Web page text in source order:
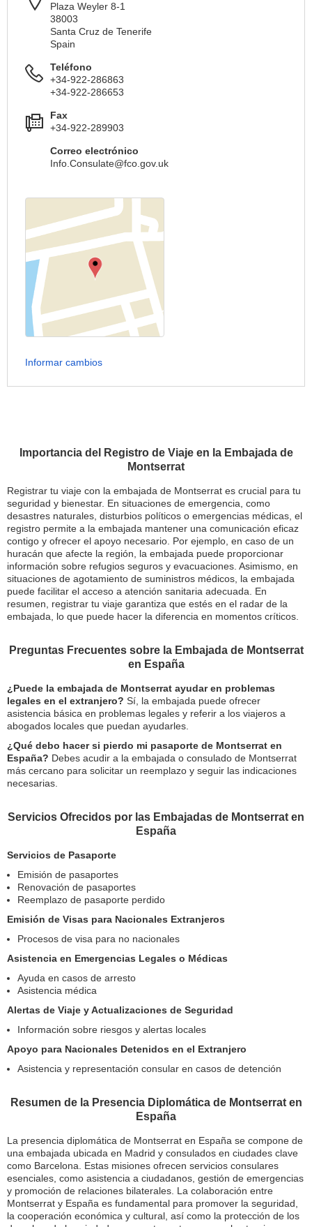
Importancia del Registro de Viaje en la Embajada de
Montserrat
Registrar tu viaje con la embajada de Montserrat es crucial para tu
seguridad y bienestar. En situaciones de emergencia, como
desastres naturales, disturbios políticos o emergencias médicas, el
registro permite a la embajada mantener una comunicación eficaz
contigo y ofrecer el apoyo necesario. Por ejemplo, en caso de un
huracán que afecte la región, la embajada puede proporcionar
información sobre refugios seguros y evacuaciones. Asimismo, en
situaciones de agotamiento de suministros médicos, la embajada
puede facilitar el acceso a atención sanitaria adecuada. En
resumen, registrar tu viaje garantiza que estés en el radar de la
embajada, lo que puede hacer la diferencia en momentos críticos.
Preguntas Frecuentes sobre la Embajada de Montserrat
en España
¿Puede la embajada de Montserrat ayudar en problemas
legales en el extranjero? Sí, la embajada puede ofrecer
asistencia básica en problemas legales y referir a los viajeros a
abogados locales que puedan ayudarles.
¿Qué debo hacer si pierdo mi pasaporte de Montserrat en
España? Debes acudir a la embajada o consulado de Montserrat
más cercano para solicitar un reemplazo y seguir las indicaciones
necesarias.
Servicios Ofrecidos por las Embajadas de Montserrat en
España
Servicios de Pasaporte
Emisión de pasaportes
Renovación de pasaportes
Reemplazo de pasaporte perdido
Emisión de Visas para Nacionales Extranjeros
Procesos de visa para no nacionales
Asistencia en Emergencias Legales o Médicas
Ayuda en casos de arresto
Asistencia médica
Alertas de Viaje y Actualizaciones de Seguridad
Información sobre riesgos y alertas locales
Apoyo para Nacionales Detenidos en el Extranjero
Asistencia y representación consular en casos de detención
Resumen de la Presencia Diplomática de Montserrat en
España
La presencia diplomática de Montserrat en España se compone de
una embajada ubicada en Madrid y consulados en ciudades clave
como Barcelona. Estas misiones ofrecen servicios consulares
esenciales, como asistencia a ciudadanos, gestión de emergencias
y promoción de relaciones bilaterales. La colaboración entre
Montserrat y España es fundamental para promover la seguridad,
la cooperación económica y cultural, así como la protección de los
Plaza Weyler 8-1
38003
Santa Cruz de Tenerife
Spain
Teléfono
+34-922-286863
+34-922-286653
Fax
+34-922-289903
Correo electrónico
Info.Consulate@fco.gov.uk
Informar cambios